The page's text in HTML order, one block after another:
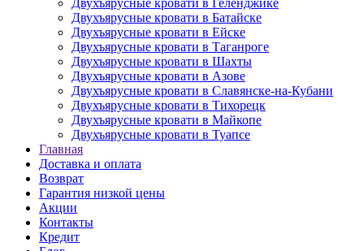
Двухъярусные кровати в Геленджике
Двухъярусные кровати в Батайске
Двухъярусные кровати в Ейске
Двухъярусные кровати в Таганроге
Двухъярусные кровати в Шахты
Двухъярусные кровати в Азове
Двухъярусные кровати в Славянске-на-Кубани
Двухъярусные кровати в Тихорецк
Двухъярусные кровати в Майкопе
Двухъярусные кровати в Туапсе
Главная
Доставка и оплата
Возврат
Гарантия низкой цены
Акции
Контакты
Кредит